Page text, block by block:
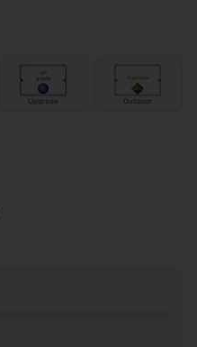
grade
Upgrade
Organique
Outdoor